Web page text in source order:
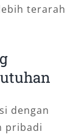
terarah
dengan
pribadi